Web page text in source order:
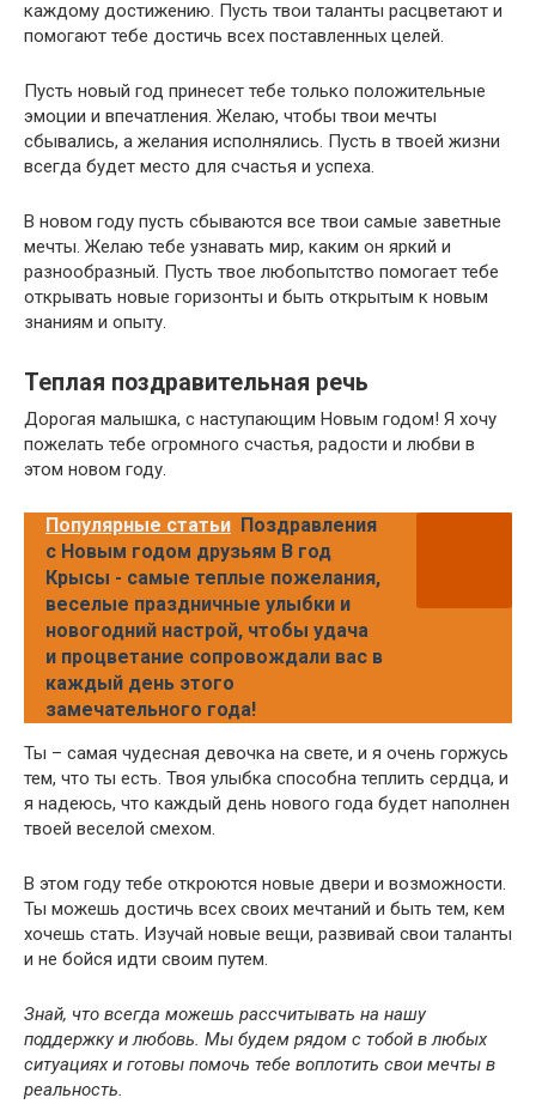
каждому достижению. Пусть твои таланты расцветают и
помогают тебе достичь всех поставленных целей.
Пусть новый год принесет тебе только положительные
эмоции и впечатления. Желаю, чтобы твои мечты
сбывались, а желания исполнялись. Пусть в твоей жизни
всегда будет место для счастья и успеха.
В новом году пусть сбываются все твои самые заветные
мечты. Желаю тебе узнавать мир, каким он яркий и
разнообразный. Пусть твое любопытство помогает тебе
открывать новые горизонты и быть открытым к новым
знаниям и опыту.
Теплая поздравительная речь
Дорогая малышка, с наступающим Новым годом! Я хочу
пожелать тебе огромного счастья, радости и любви в
этом новом году.
Популярные статьи Поздравления
с Новым годом друзьям В год
Крысы - самые теплые пожелания,
веселые праздничные улыбки и
новогодний настрой, чтобы удача
и процветание сопровождали вас в
каждый день этого
замечательного года!
Ты – самая чудесная девочка на свете, и я очень горжусь
тем, что ты есть. Твоя улыбка способна теплить сердца, и
я надеюсь, что каждый день нового года будет наполнен
твоей веселой смехом.
В этом году тебе откроются новые двери и возможности.
Ты можешь достичь всех своих мечтаний и быть тем, кем
хочешь стать. Изучай новые вещи, развивай свои таланты
и не бойся идти своим путем.
Знай, что всегда можешь рассчитывать на нашу
поддержку и любовь. Мы будем рядом с тобой в любых
ситуациях и готовы помочь тебе воплотить свои мечты в
реальность.